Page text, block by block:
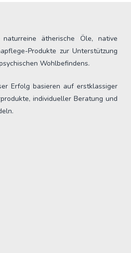
ätherische Öle, native
Produkte zur Unterstützung
Wohlbefindens.
Erfolg basieren auf erstklassiger
individueller Beratung und